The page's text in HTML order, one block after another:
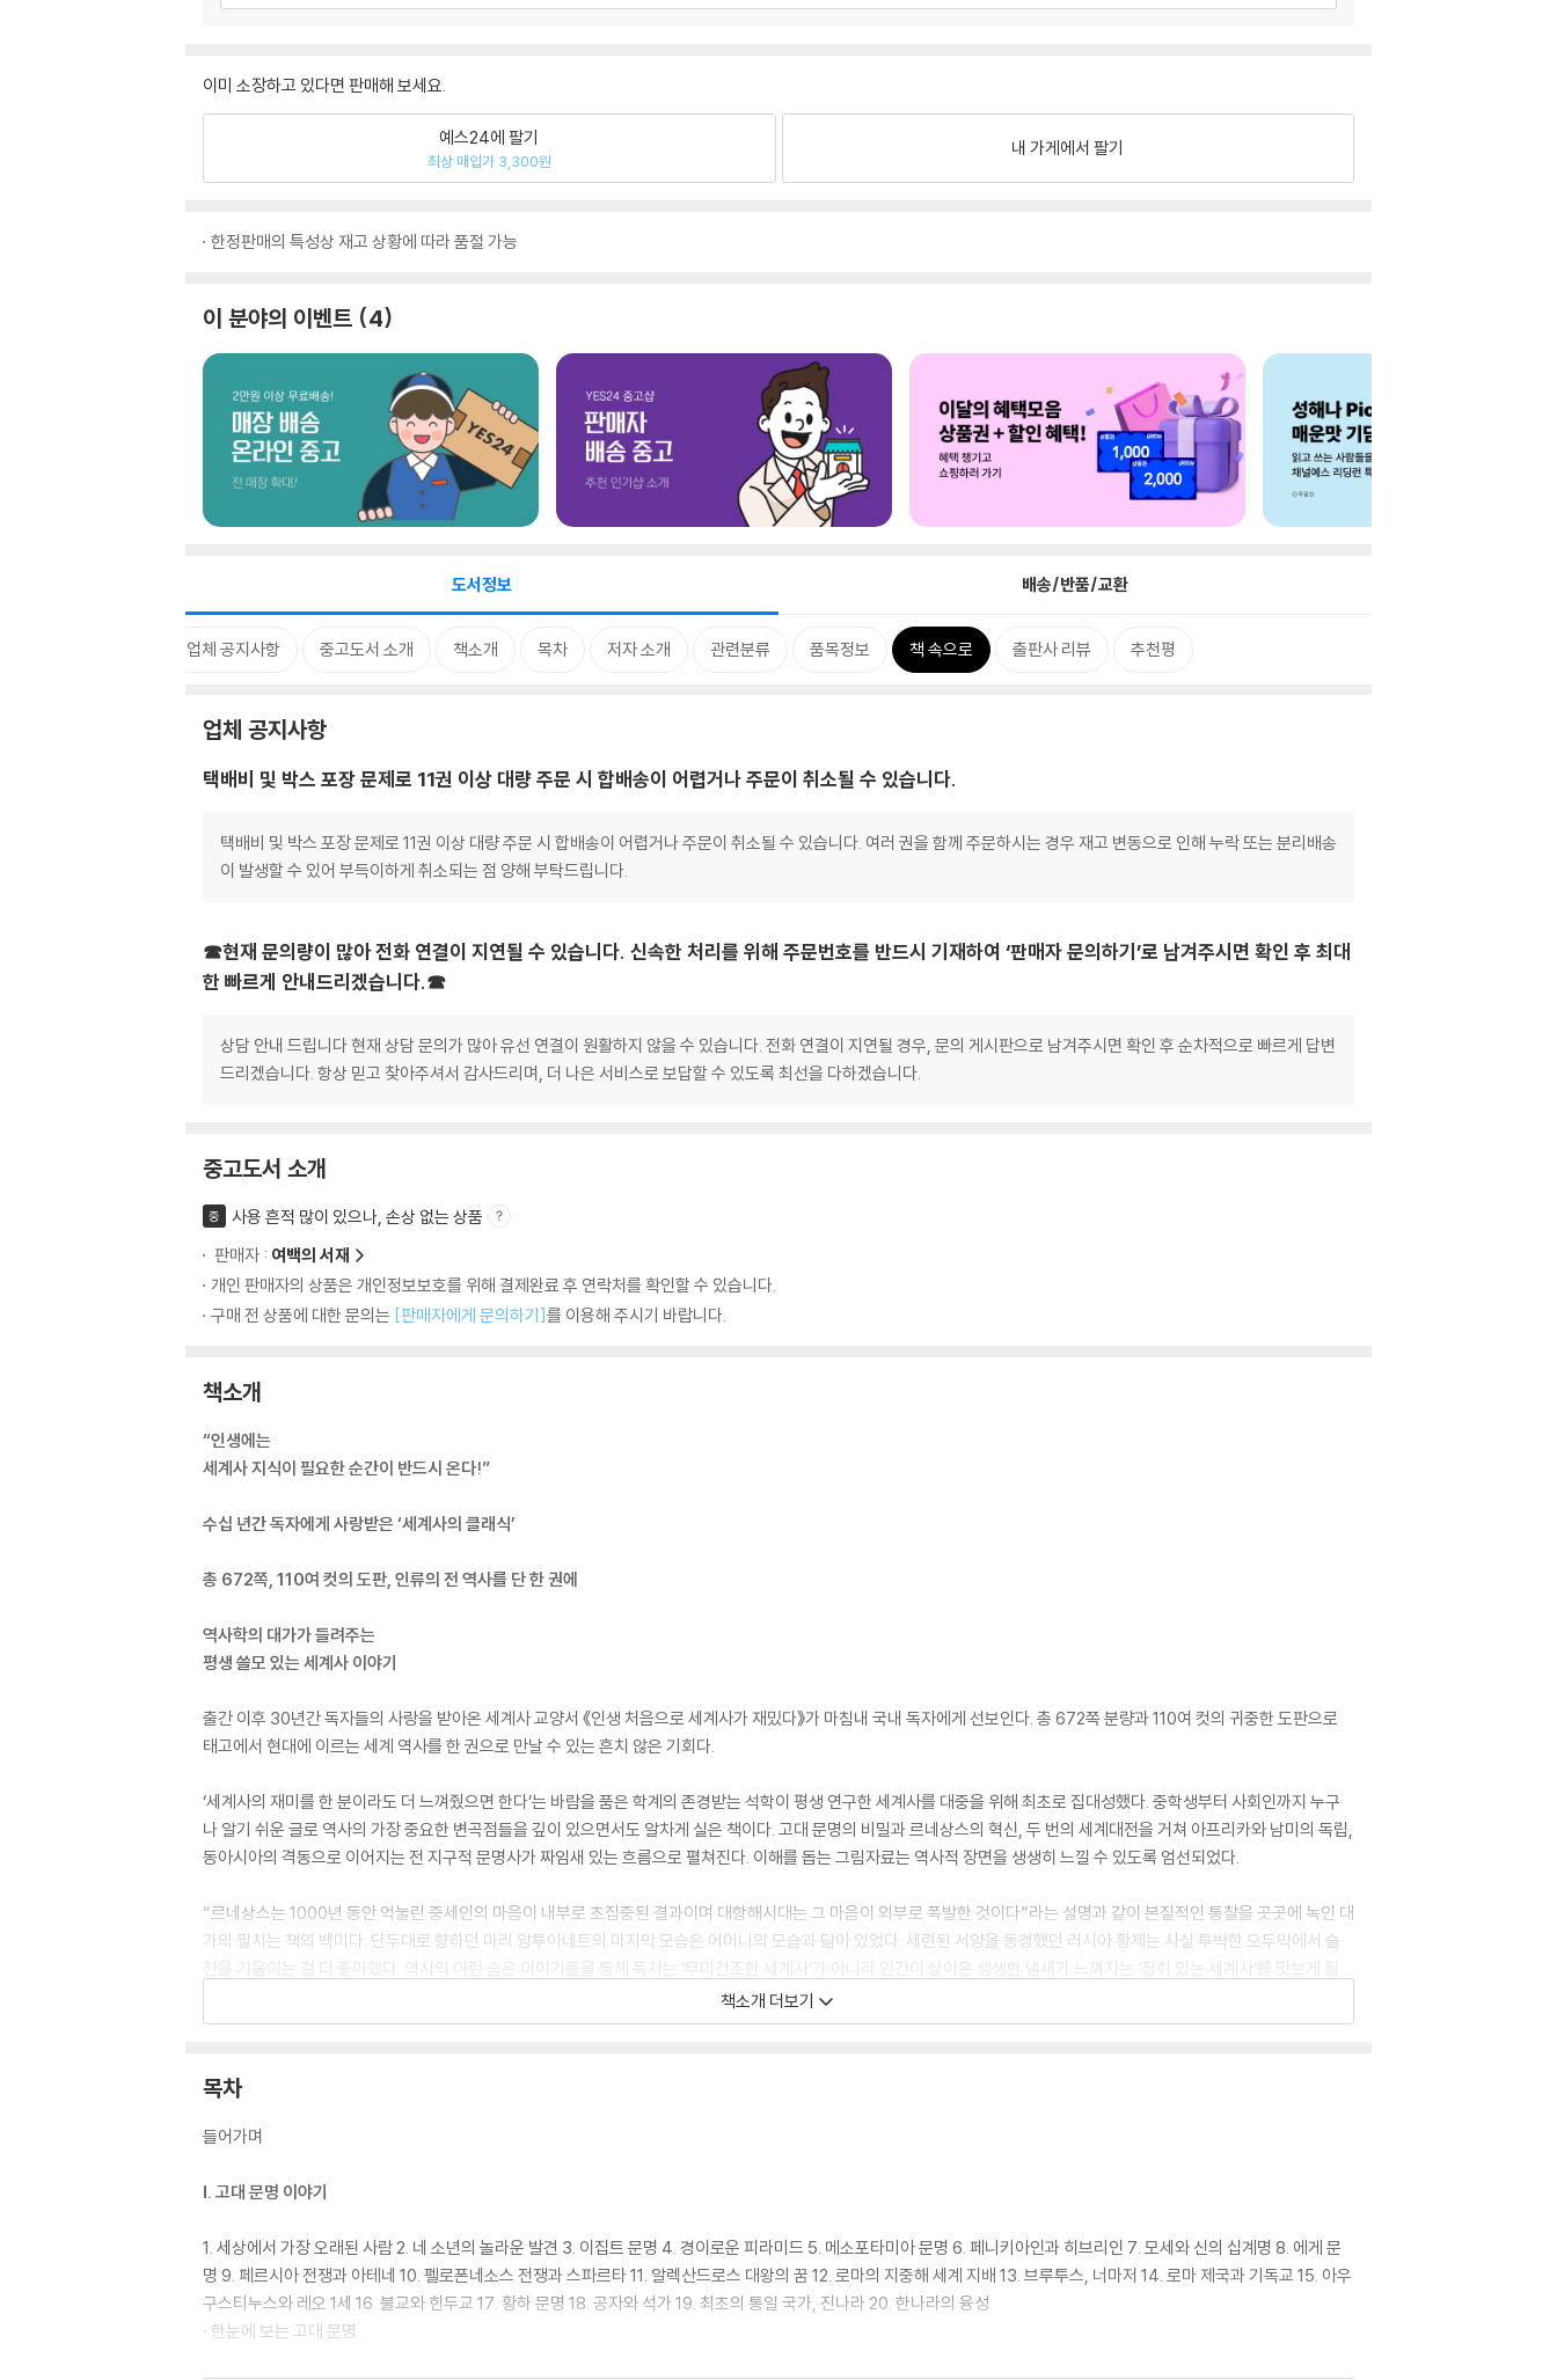
이미 소장하고 있다면 판매해 보세요.
예스24에 팔기
최상 매입가 3,300원
내 가게에서 팔기
한정판매의 특성상 재고 상황에 따라 품절 가능
이 분야의 이벤트 4
도서정보 배송/반품/교환
업체 공지사항 중고도서 소개 책소개 목차 저자 소개 관련분류 품목정보 책 속으로 출판사 리뷰 추천평
업체 공지사항
택배비 및 박스 포장 문제로 11권 이상 대량 주문 시 합배송이 어렵거나 주문이 취소될 수 있습니다.
택배비 및 박스 포장 문제로 11권 이상 대량 주문 시 합배송이 어렵거나 주문이 취소될 수 있습니다. 여러 권을 함께 주문하시는 경우 재고 변동으로 인해 누락 또는 분리배송
이 발생할 수 있어 부득이하게 취소되는 점 양해 부탁드립니다.
☎현재 문의량이 많아 전화 연결이 지연될 수 있습니다. 신속한 처리를 위해 주문번호를 반드시 기재하여 ‘판매자 문의하기’로 남겨주시면 확인 후 최대
한 빠르게 안내드리겠습니다.☎
상담 안내 드립니다 현재 상담 문의가 많아 유선 연결이 원활하지 않을 수 있습니다. 전화 연결이 지연될 경우, 문의 게시판으로 남겨주시면 확인 후 순차적으로 빠르게 답변
드리겠습니다. 항상 믿고 찾아주셔서 감사드리며, 더 나은 서비스로 보답할 수 있도록 최선을 다하겠습니다.
중고도서 소개
중
사용 흔적 많이 있으나, 손상 없는 상품
판매자 : 여백의 서재
개인 판매자의 상품은 개인정보보호를 위해 결제완료 후 연락처를 확인할 수 있습니다.
구매 전 상품에 대한 문의는 [판매자에게 문의하기]를 이용해 주시기 바랍니다.
책소개
“인생에는
세계사 지식이 필요한 순간이 반드시 온다!”
수십 년간 독자에게 사랑받은 ‘세계사의 클래식’
총 672쪽, 110여 컷의 도판, 인류의 전 역사를 단 한 권에
역사학의 대가가 들려주는
평생 쓸모 있는 세계사 이야기
출간 이후 30년간 독자들의 사랑을 받아온 세계사 교양서 《인생 처음으로 세계사가 재밌다》가 마침내 국내 독자에게 선보인다. 총 672쪽 분량과 110여 컷의 귀중한 도판으로
태고에서 현대에 이르는 세계 역사를 한 권으로 만날 수 있는 흔치 않은 기회다.
‘세계사의 재미를 한 분이라도 더 느껴줬으면 한다’는 바람을 품은 학계의 존경받는 석학이 평생 연구한 세계사를 대중을 위해 최초로 집대성했다. 중학생부터 사회인까지 누구
나 알기 쉬운 글로 역사의 가장 중요한 변곡점들을 깊이 있으면서도 알차게 실은 책이다. 고대 문명의 비밀과 르네상스의 혁신, 두 번의 세계대전을 거쳐 아프리카와 남미의 독립,
동아시아의 격동으로 이어지는 전 지구적 문명사가 짜임새 있는 흐름으로 펼쳐진다. 이해를 돕는 그림자료는 역사적 장면을 생생히 느낄 수 있도록 엄선되었다.
“르네상스는 1000년 동안 억눌린 중세인의 마음이 내부로 초집중된 결과이며 대항해시대는 그 마음이 외부로 폭발한 것이다”라는 설명과 같이 본질적인 통찰을 곳곳에 녹인 대
가의 필치는 책의 백미다. 단두대로 향하던 마리 앙투아네트의 마지막 모습은 어머니의 모습과 닮아 있었다. 세련된 서양을 동경했던 러시아 황제는 사실 투박한 오두막에서 술
잔을 기울이는 걸 더 좋아했다. 역사의 이런 숨은 이야기들을 통해 독자는 ‘무미건조한 세계사’가 아니라 인간이 살아온 생생한 냄새가 느껴지는 ‘정취 있는 세계사’를 맛보게 될
입력 있는 내용이 마음을 사로잡는다. 이 한 권으로 책을 손에서 못 놓는 재미에 빠질 수도, 학자의 우러나온 통찰에 깜짝 놀랄 수도, 때론 예상치 못한 긴 여운에 가슴이 먹먹해질
책소개 더보기
목차
들어가며
Ⅰ. 고대 문명 이야기
1. 세상에서 가장 오래된 사람 2. 네 소년의 놀라운 발견 3. 이집트 문명 4. 경이로운 피라미드 5. 메소포타미아 문명 6. 페니키아인과 히브리인 7. 모세와 신의 십계명 8. 에게 문
명 9. 페르시아 전쟁과 아테네 10. 펠로폰네소스 전쟁과 스파르타 11. 알렉산드로스 대왕의 꿈 12. 로마의 지중해 세계 지배 13. 브루투스, 너마저 14. 로마 제국과 기독교 15. 아우
구스티누스와 레오 1세 16. 불교와 힌두교 17. 황하 문명 18. 공자와 석가 19. 최초의 통일 국가, 진나라 20. 한나라의 융성
· 한눈에 보는 고대 문명